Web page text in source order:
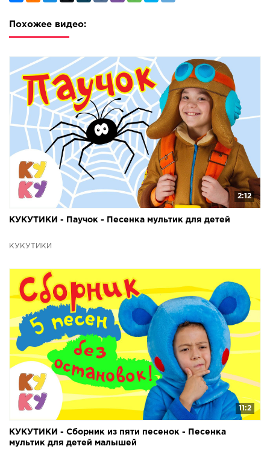
Похожее видео:
2:12
КУКУТИКИ - Паучок - Песенка мультик для детей
КУКУТИКИ
11:2
КУКУТИКИ - Сборник из пяти песенок - Песенка
мультик для детей малышей